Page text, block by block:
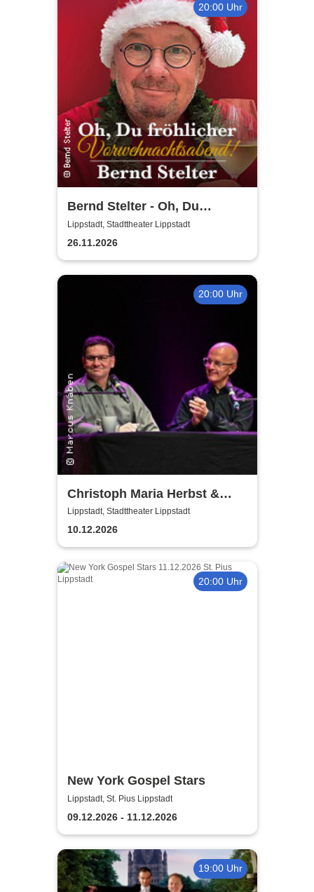
20:00 Uhr
Bernd Stelter - Oh, Du
fröhlicher
Vorweihnachtsabend! 2026
Lippstadt, Stadttheater Lippstadt
26.11.2026
20:00 Uhr
Christoph Maria Herbst &
Moritz Netenjakob - Das
ernsthafte Bemühen um
Albernheit
Lippstadt, Stadttheater Lippstadt
10.12.2026
20:00 Uhr
New York Gospel Stars
Lippstadt, St. Pius Lippstadt
09.12.2026 - 11.12.2026
19:00 Uhr